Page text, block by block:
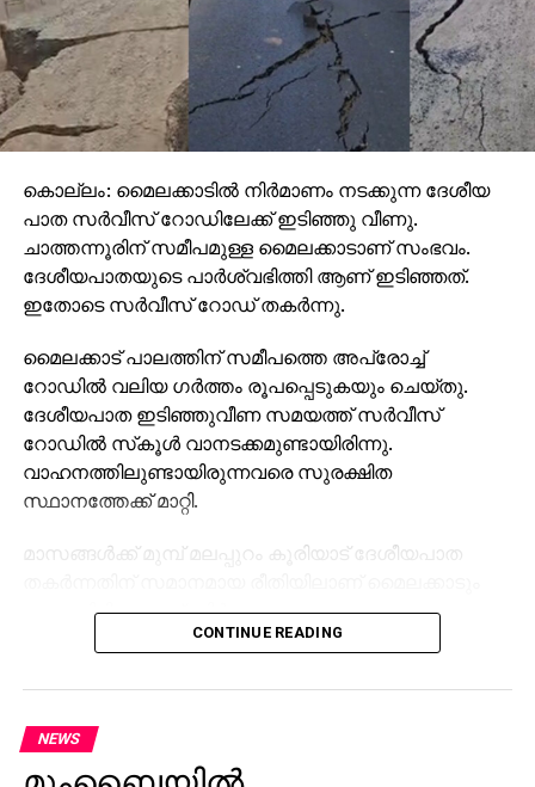
കൊല്ലം: മൈലക്കാടില്‍ നിര്‍മാണം നടക്കുന്ന ദേശീയ
പാത സര്‍വീസ് റോഡിലേക്ക് ഇടിഞ്ഞു വീണു.
ചാത്തന്നൂരിന് സമീപമുള്ള മൈലക്കാടാണ് സംഭവം.
ദേശീയപാതയുടെ പാര്‍ശ്വഭിത്തി ആണ് ഇടിഞ്ഞത്.
ഇതോടെ സര്‍വീസ് റോഡ് തകര്‍ന്നു.
മൈലക്കാട് പാലത്തിന് സമീപത്തെ അപ്രോച്ച്
റോഡില്‍ വലിയ ഗര്‍ത്തം രൂപപ്പെടുകയും ചെയ്തു.
ദേശീയപാത ഇടിഞ്ഞുവീണ സമയത്ത് സര്‍വീസ്
റോഡില്‍ സ്‌കൂള്‍ വാനടക്കമുണ്ടായിരിന്നു.
വാഹനത്തിലുണ്ടായിരുന്നവരെ സുരക്ഷിത
സ്ഥാനത്തേക്ക് മാറ്റി.
മാസങ്ങള്‍ക്ക് മുമ്പ് മലപ്പുറം കൂരിയാട് ദേശീയപാത
ഉണ്ടായിരിക്കുന്നത്. നിര്‍മാണം നടക്കുന്ന
ദേശീയപാതയുടെ ഭാഗം താഴേക്ക് ഇടിയുകയായിരുന്നു.
തിരക്കേറിയ സമയത്താണ് അപകടമുണ്ടായത്.
നിര്‍മാണ പ്രവൃത്തികള്‍ ഏകദേശം
പൂര്‍ണമായിക്കൊണ്ടിരിക്കുന്ന സമയത്താണ് അപകടം.
CONTINUE READING
NEWS